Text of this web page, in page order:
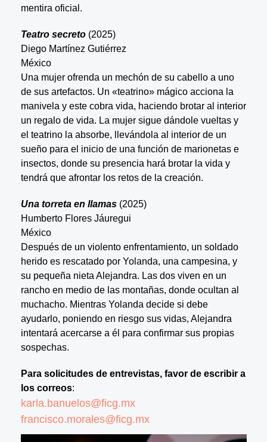
mentira oficial.
Teatro secreto(2025)
Diego Martínez Gutiérrez
México
Una mujer ofrenda un mechón de su cabello a uno
de sus artefactos. Un «teatrino» mágico acciona la
manivela y este cobra vida, haciendo brotar al interior
un regalo de vida. La mujer sigue dándole vueltas y
el teatrino la absorbe, llevándola al interior de un
sueño para el inicio de una función de marionetas e
insectos, donde su presencia hará brotar la vida y
tendrá que afrontar los retos de la creación.
Una torreta en llamas(2025)
Humberto Flores Jáuregui
México
Después de un violento enfrentamiento, un soldado
herido es rescatado por Yolanda, una campesina, y
su pequeña nieta Alejandra. Las dos viven en un
rancho en medio de las montañas, donde ocultan al
muchacho. Mientras Yolanda decide si debe
ayudarlo, poniendo en riesgo sus vidas, Alejandra
intentará acercarse a él para confirmar sus propias
sospechas.
Para solicitudes de entrevistas, favor de escribir a
los correos:
karla.banuelos@ficg.mx
francisco.morales@ficg.mx